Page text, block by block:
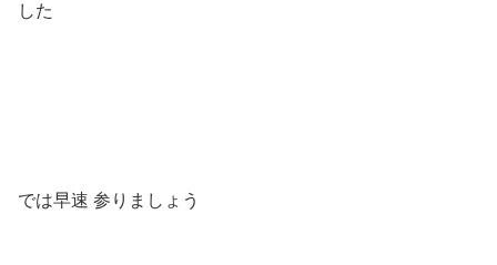
した
では早速 参りましょう